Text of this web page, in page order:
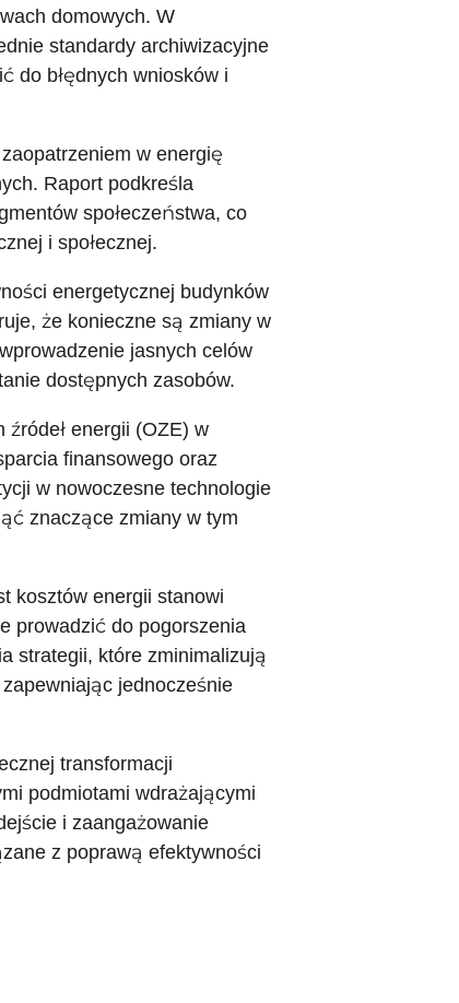
domowych. W
standardy archiwizacyjne
do błędnych wniosków i
w energię
Raport podkreśla
społeczeństwa, co
i społecznej.
energetycznej budynków
że konieczne są zmiany w
jasnych celów
dostępnych zasobów.
źródeł energii (OZE) w
finansowego oraz
w nowoczesne technologie
znaczące zmiany w tym
kosztów energii stanowi
prowadzić do pogorszenia
strategii, które zminimalizują
jednocześnie
transformacji
podmiotami wdrażającymi
i zaangażowanie
z poprawą efektywności